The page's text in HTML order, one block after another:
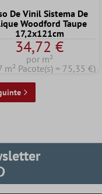
De Vinil Sistema De
Woodford Taupe
17,2x121cm
34,72 €
por m²
m² Pacote(s) = 75,35 €)